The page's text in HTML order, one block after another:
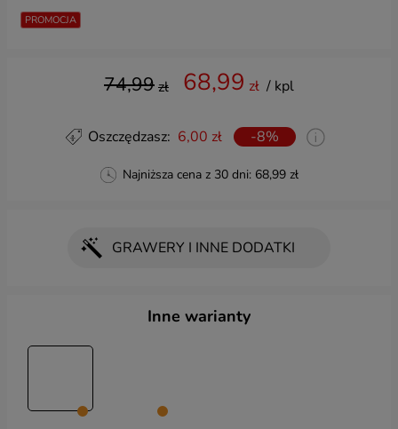
PROMOCJA
74,99zł 68,99 zł / kpl
Oszczędzasz: 6,00 zł -8%
Najniższa cena z 30 dni: 68,99 zł
GRAWERY I INNE DODATKI
Wybierz dodatki
DODATKI:
Pakowanie na prezent z zawieszką
Inne warianty